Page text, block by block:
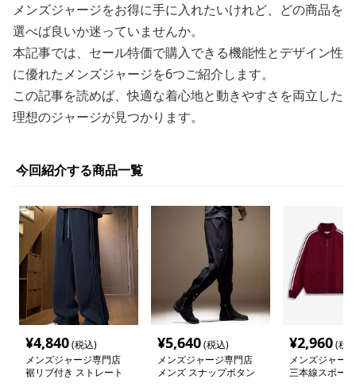
メンズジャージをお得に手に入れたいけれど、どの商品を
選べば良いか迷っていませんか。
本記事では、セール特価で購入できる機能性とデザイン性
に優れたメンズジャージを6つご紹介します。
この記事を読めば、快適な着心地と動きやすさを両立した
理想のジャージが見つかります。
今回紹介する商品一覧
¥4,840(税込)
メンズジャージ専門店
裾リブ付き ストレート
¥5,640(税込)
メンズジャージ専門店
メンズ スナップボタン
¥2,960(税
メンズジャー
三本線スポー